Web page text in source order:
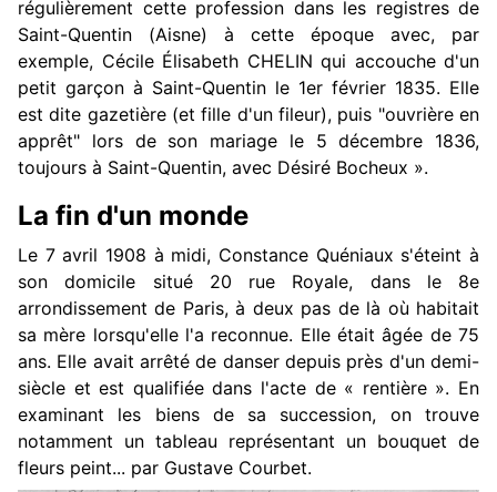
régulièrement cette profession dans les registres de
Saint-Quentin (Aisne) à cette époque avec, par
exemple, Cécile Élisabeth CHELIN qui accouche d'un
petit garçon à Saint-Quentin le 1er février 1835. Elle
est dite gazetière (et fille d'un fileur), puis "ouvrière en
apprêt" lors de son mariage le 5 décembre 1836,
toujours à Saint-Quentin, avec Désiré Bocheux ».
La fin d'un monde
Le 7 avril 1908 à midi, Constance Quéniaux s'éteint à
son domicile situé 20 rue Royale, dans le 8e
arrondissement de Paris, à deux pas de là où habitait
sa mère lorsqu'elle l'a reconnue. Elle était âgée de 75
ans. Elle avait arrêté de danser depuis près d'un demi-
siècle et est qualifiée dans l'acte de « rentière ». En
examinant les biens de sa succession, on trouve
notamment un tableau représentant un bouquet de
fleurs peint... par Gustave Courbet.